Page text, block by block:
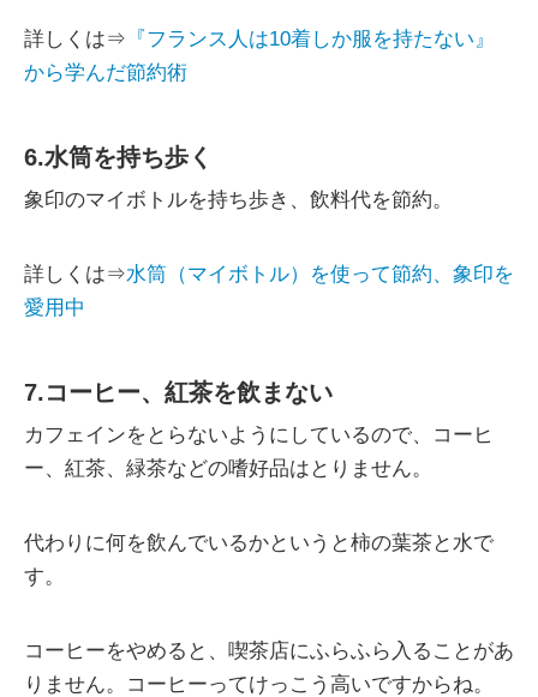
詳しくは⇒ 『フランス人は10着しか服を持たない』
から学んだ節約術
6.水筒を持ち歩く
象印のマイボトルを持ち歩き、飲料代を節約。
詳しくは⇒水筒（マイボトル）を使って節約、象印を
愛用中
7.コーヒー、紅茶を飲まない
カフェインをとらないようにしているので、コーヒ
ー、紅茶、緑茶などの嗜好品はとりません。
代わりに何を飲んでいるかというと柿の葉茶と水で
す。
コーヒーをやめると、喫茶店にふらふら入ることがあ
りません。コーヒーってけっこう高いですからね。